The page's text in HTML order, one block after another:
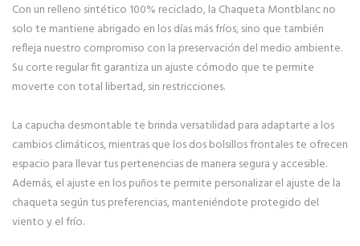
Con un relleno sintético 100% reciclado, la Chaqueta Montblanc no
solo te mantiene abrigado en los días más fríos, sino que también
refleja nuestro compromiso con la preservación del medio ambiente.
Su corte regular fit garantiza un ajuste cómodo que te permite
moverte con total libertad, sin restricciones.
La capucha desmontable te brinda versatilidad para adaptarte a los
cambios climáticos, mientras que los dos bolsillos frontales te ofrecen
espacio para llevar tus pertenencias de manera segura y accesible.
Además, el ajuste en los puños te permite personalizar el ajuste de la
chaqueta según tus preferencias, manteniéndote protegido del
viento y el frío.